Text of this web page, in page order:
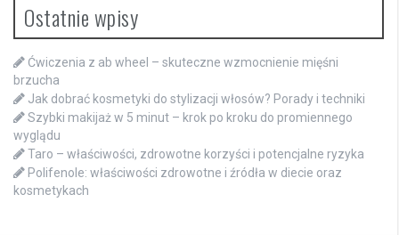
Ostatnie wpisy
Ćwiczenia z ab wheel – skuteczne wzmocnienie mięśni
brzucha
Jak dobrać kosmetyki do stylizacji włosów? Porady i techniki
Szybki makijaż w 5 minut – krok po kroku do promiennego
wyglądu
Taro – właściwości, zdrowotne korzyści i potencjalne ryzyka
Polifenole: właściwości zdrowotne i źródła w diecie oraz
kosmetykach